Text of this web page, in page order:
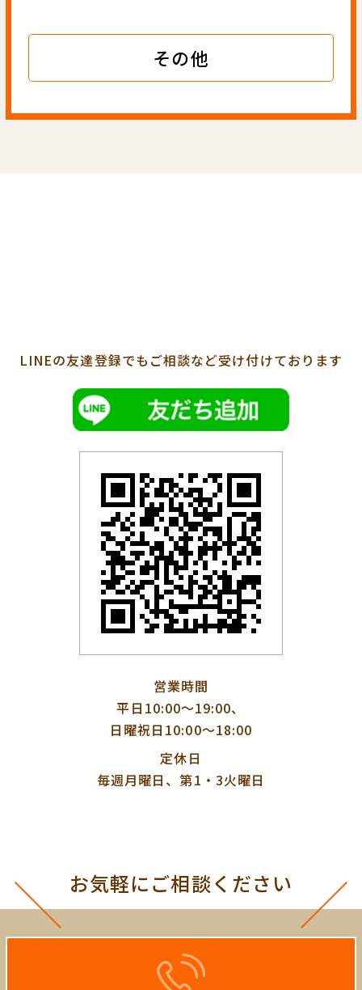
その他
LINEの友達登録でも ご相談など受け付けております
営業時間
平日10:00〜19:00、
日曜祝日10:00〜18:00
定休日
毎週月曜日、第1・3火曜日
お気軽にご相談ください